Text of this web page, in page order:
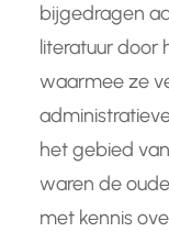
bijgedragen
literatuur door
waarmee ze
het gebied
waren de
met kennis